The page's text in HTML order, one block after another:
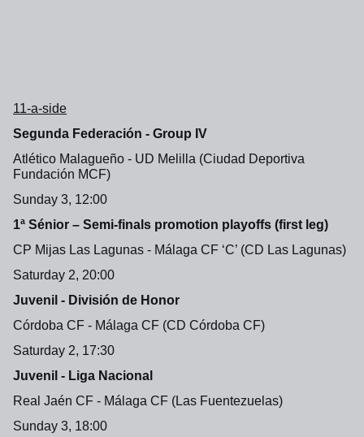
11-a-side
Segunda Federación - Group IV
Atlético Malagueño - UD Melilla (Ciudad Deportiva
Fundación MCF)
Sunday 3, 12:00
1ª Sénior – Semi-finals promotion playoffs (first leg)
CP Mijas Las Lagunas - Málaga CF ‘C’ (CD Las Lagunas)
Saturday 2, 20:00
Juvenil - División de Honor
Córdoba CF - Málaga CF (CD Córdoba CF)
Saturday 2, 17:30
Juvenil - Liga Nacional
Real Jaén CF - Málaga CF (Las Fuentezuelas)
Sunday 3, 18:00